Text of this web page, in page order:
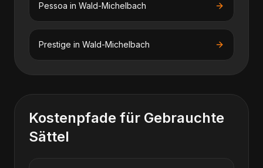
Pessoa in Wald-Michelbach
Prestige in Wald-Michelbach
Kostenpfade für Gebrauchte
Sättel